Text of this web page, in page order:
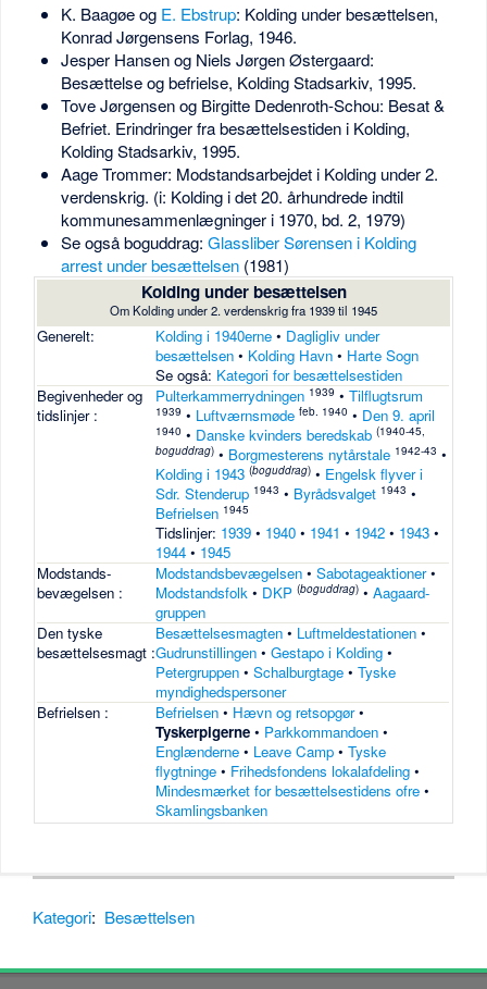
K. Baagøe og E. Ebstrup: Kolding under besættelsen,
Konrad Jørgensens Forlag, 1946.
Jesper Hansen og Niels Jørgen Østergaard:
Besættelse og befrielse, Kolding Stadsarkiv, 1995.
Tove Jørgensen og Birgitte Dedenroth-Schou: Besat &
Befriet. Erindringer fra besættelsestiden i Kolding,
Kolding Stadsarkiv, 1995.
Aage Trommer: Modstandsarbejdet i Kolding under 2.
verdenskrig. (i: Kolding i det 20. århundrede indtil
kommunesammenlægninger i 1970, bd. 2, 1979)
Se også boguddrag: Glassliber Sørensen i Kolding
arrest under besættelsen(1981)
Kolding under besættelsen
Om Kolding under 2. verdenskrig fra 1939 til 1945
Generelt: Kolding i 1940erne • Dagligliv under
besættelsen • Kolding Havn • Harte Sogn
Se også: Kategori for besættelsestiden
Begivenheder og
tidslinjer :
Pulterkammerrydningen 1939 •Tilflugtsrum
1939 • Luftværnsmøde feb. 1940 • Den 9. april
1940 • Danske kvinders beredskab (1940-45,
boguddrag) • Borgmesterens nytårstale 1942-43 •
Kolding i 1943 (boguddrag) • Engelsk flyver i
Sdr. Stenderup 1943 • Byrådsvalget 1943 •
Befrielsen 1945
Tidslinjer: 1939 • 1940 • 1941 • 1942 • 1943 •
1944 • 1945
Modstands-
bevægelsen :
Modstandsbevægelsen •Sabotageaktioner•
Modstandsfolk • DKP (boguddrag) •Aagaard-
gruppen
Den tyske
besættelsesmagt :
Besættelsesmagten • Luftmeldestationen •
Gudrunstillingen •Gestapo i Kolding •
Petergruppen •Schalburgtage •Tyske
myndighedspersoner
Befrielsen :
Befrielsen • Hævn og retsopgør•
Tyskerpigerne • Parkkommandoen •
Englænderne • Leave Camp •Tyske
flygtninge • Frihedsfondens lokalafdeling •
Mindesmærket for besættelsestidens ofre •
Skamlingsbanken
Kategori: Besættelsen